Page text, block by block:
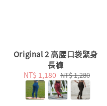
Original 2 高腰口袋緊身
長褲
Sale
price
NT$ 1,180 Regular
price
NT$ 1,280